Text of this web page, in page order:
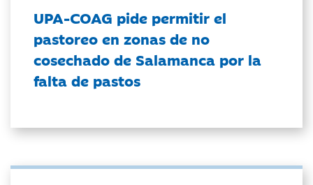
UPA-COAG pide permitir el
pastoreo en zonas de no
cosechado de Salamanca por la
falta de pastos